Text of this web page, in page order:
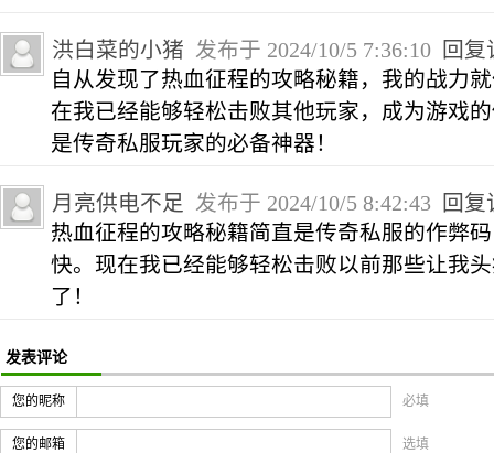
洪白菜的小猪 发布于 2024/10/5 7:36:10 回复
自从发现了热血征程的攻略秘籍，我的战力
在我已经能够轻松击败其他玩家，成为游戏
是传奇私服玩家的必备神器！
月亮供电不足 发布于 2024/10/5 8:42:43
回复
热血征程的攻略秘籍简直是传奇私服的作弊
快。现在我已经能够轻松击败以前那些让我
了！
发表评论
您的昵称 必填
您的邮箱 选填